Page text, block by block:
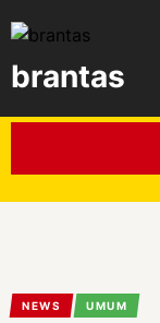
brantas
NEWS UMUM